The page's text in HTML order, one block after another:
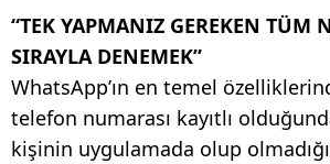
“TEK YAPMANIZ GEREKEN TÜM
SIRAYLA DENEMEK”
WhatsApp’ın en temel
telefon numarası kayıtlı
kişinin uygulamada olup